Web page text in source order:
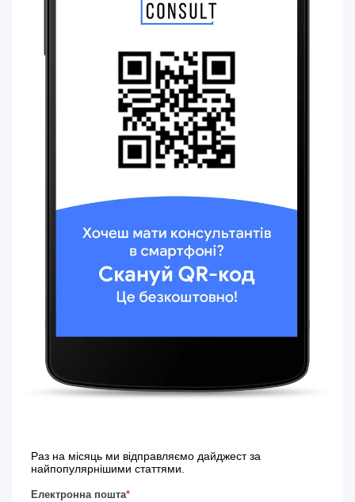
Раз на місяць ми відправляємо дайджест за
найпопулярнішими статтями.
Електронна пошта*